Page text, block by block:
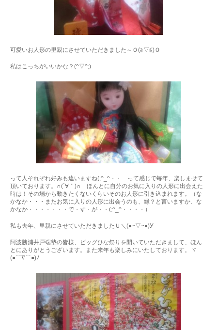
可愛いお人形の里親にさせていただきました～Ｏ(≧▽≦)Ｏ
私はこっちがいいかな？(^▽^;)
って人それぞれ好みも違いますね(;^_^・・ って感じで毎年、楽しませて
頂いております。∩(´∀｀)∩ ほんとに自分のお気に入りの人形に出会えた
時は！その場から動きたくないくらいそのお人形に引き込まれます。（な
かなか・・・またお気に入りの人形に出会うのも、縁？と言いますか、な
かなか・・・・・・・で・す・が・・(;^_^・・・・）
私も去年、里親にさせていただきましたＵ＼(●~▽~●)У
阿波勝浦井戸端塾の皆様、ビッグひな祭りを開いていただきまして、ほん
とにありがとうございます。また来年も楽しみにいたしております。ヾ
(●⌒∇⌒●)ﾉ